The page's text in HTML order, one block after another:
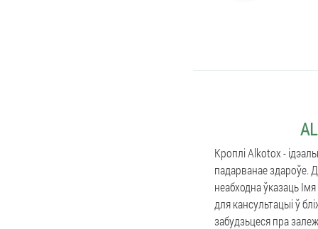
Кроплі Alkotox -
падарванае здароўе.
неабходна ўказаць
для кансультацыі ў
забудзьцеся пра